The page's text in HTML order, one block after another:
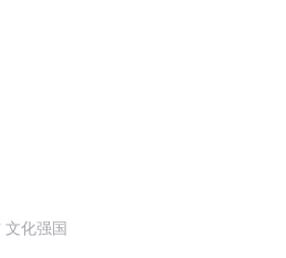
文化强国